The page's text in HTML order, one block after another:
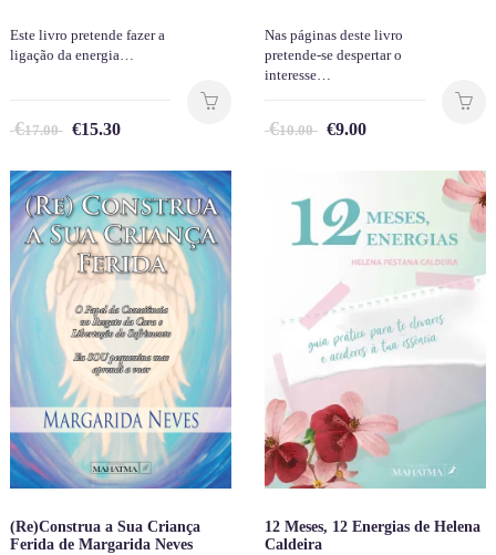
Este livro pretende fazer a
ligação da energia…
€17.00 €15.30
Nas páginas deste livro
pretende-se despertar o
interesse…
€10.00 €9.00
(Re)Construa a Sua Criança
Ferida de Margarida Neves
12 Meses, 12 Energias de Helena
Caldeira